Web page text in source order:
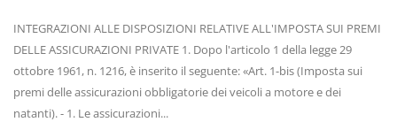
INTEGRAZIONI ALLE DISPOSIZIONI RELATIVE ALL'IMPOSTA SUI PREMI
DELLE ASSICURAZIONI PRIVATE 1. Dopo l'articolo 1 della legge 29
ottobre 1961, n. 1216, è inserito il seguente: «Art. 1-bis (Imposta sui
premi delle assicurazioni obbligatorie dei veicoli a motore e dei
natanti). - 1. Le assicurazioni...